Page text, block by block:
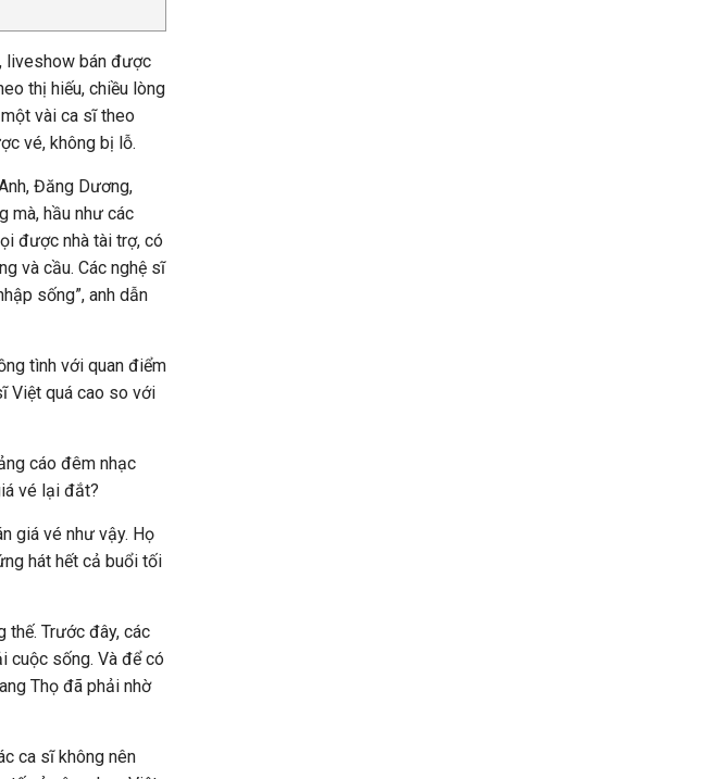
liveshow bán được
thị hiếu, chiều lòng
vài ca sĩ theo
vé, không bị lỗ.
Đăng Dương,
mà, hầu như các
được nhà tài trợ, có
và cầu. Các nghệ sĩ
sống”, anh dẫn
tình với quan điểm
Việt quá cao so với
cáo đêm nhạc
vé lại đắt?
giá vé như vậy. Họ
hát hết cả buổi tối
thế. Trước đây, các
cuộc sống. Và để có
Thọ đã phải nhờ
ca sĩ không nên